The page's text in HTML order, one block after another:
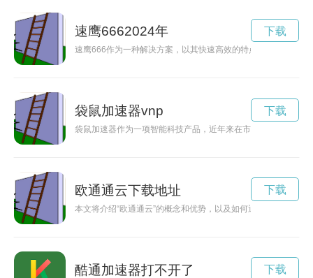
速鹰6662024年
速鹰666作为一种解决方案，以其快速高效的特点受到了人们
下载
袋鼠加速器vnp
袋鼠加速器作为一项智能科技产品，近年来在市场上备受关注
下载
欧通通云下载地址
本文将介绍“欧通通云”的概念和优势，以及如何通过数字化平台
下载
酷通加速器打不开了 下载